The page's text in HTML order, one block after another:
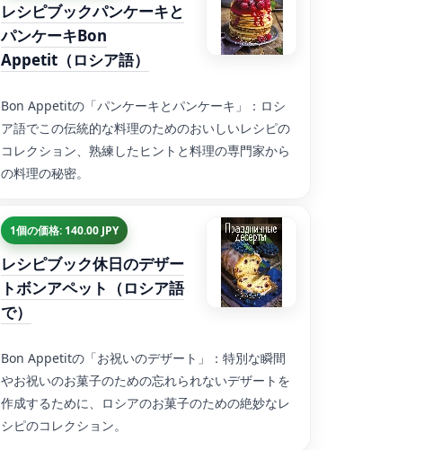
レシピブックパンケーキと
パンケーキBon
Appetit（ロシア語）
Bon Appetitの「パンケーキとパンケーキ」：ロシ
ア語でこの伝統的な料理のためのおいしいレシピの
コレクション、熟練したヒントと料理の専門家から
の料理の秘密。
1個の価格: 140.00 JPY
レシピブック休日のデザー
トボンアペット（ロシア語
で）
Bon Appetitの「お祝いのデザート」：特別な瞬間
やお祝いのお菓子のための忘れられないデザートを
作成するために、ロシアのお菓子のための絶妙なレ
シピのコレクション。